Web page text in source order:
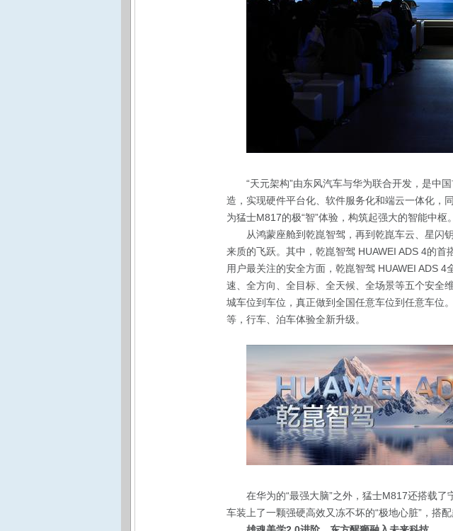
“天元架构”由东风汽车与华为联合开发，是中
造，实现硬件平台化、软件服务化和端云一体化，
为猛士M817的极“智”体验，构筑起强大的智能中枢。
从鸿蒙座舱到乾崑智驾，再到乾崑车云、星闪
来质的飞跃。其中，乾崑智驾 HUAWEI ADS 4的首
用户最关注的安全方面，乾崑智驾 HUAWEI ADS
速、全方向、全目标、全天候、全场景等五个安全
城车位到车位，真正做到全国任意车位到任意车位
等，行车、泊车体验全新升级。
在华为的“最强大脑”之外，猛士M817还搭载
车装上了一颗强硬高效又冻不坏的“极地心脏”，搭